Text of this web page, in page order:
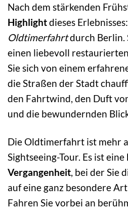
Nach dem stärkenden
Highlightdieses
Oldtimerfahrtdurch Berlin.
einen liebevoll
Sie sich von einem
die Straßen der Stadt
den Fahrtwind, den Duft
und die bewundernden
Die Oldtimerfahrt ist mehr
Sightseeing-Tour. Es ist eine
Vergangenheit, bei der Sie
auf eine ganz besondere
Fahren Sie vorbei an